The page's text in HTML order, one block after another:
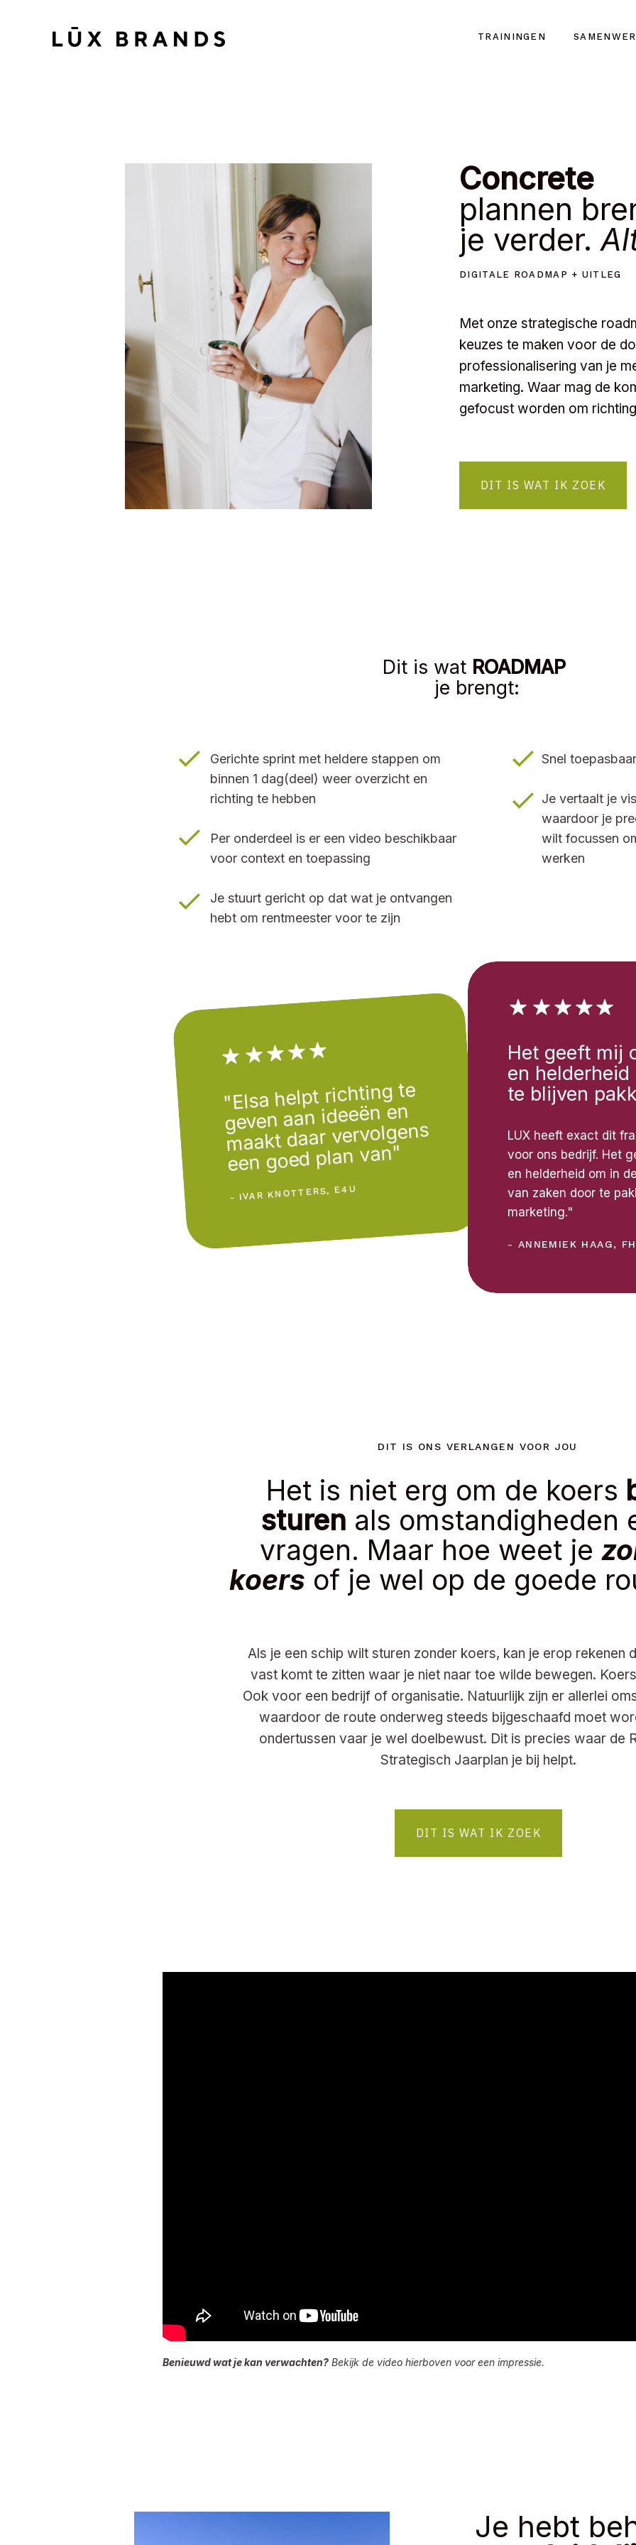
TRAININGEN
Concrete
plannen
je verder.
Met onze strategische
keuzes te maken voor de
professionalisering van je
marketing. Waar mag de
gefocust worden om
DIGITALE ROADMAP + UITLEG
DIT IS WAT IK ZOEK
Gerichte sprint met heldere stappen om
binnen 1 dag(deel) weer overzicht en
richting te hebben
Per onderdeel is er een video beschikbaar
voor context en toepassing
Je stuurt gericht op dat wat je ontvangen
hebt om rentmeester voor te zijn
Snel
Je vertaalt je
waardoor je
wilt focussen
werken
Dit is wat ROADMAP
je brengt:
"Elsa helpt richting te
geven aan ideeën en
maakt daar vervolgens
een goed plan van"
- IVAR KNOTTERS, E4U
LUX heeft exact dit
voor ons bedrijf. Het
en helderheid om in
van zaken door te
marketing."
Het geeft mij
en
te blijven
- ANNEMIEK HAAG,
DIT IS ONS VERLANGEN VOOR JOU
Het is niet erg om de koers
sturen als omstandigheden
vragen. Maar hoe weet je
koers of je wel op de goede
Als je een schip wilt sturen zonder koers, kan je erop rekenen
vast komt te zitten waar je niet naar toe wilde bewegen.
Ook voor een bedrijf of organisatie. Natuurlijk zijn er allerlei
waardoor de route onderweg steeds bijgeschaafd moet
ondertussen vaar je wel doelbewust. Dit is precies waar de
Strategisch Jaarplan je bij helpt.
DIT IS WAT IK ZOEK
Benieuwd wat je kan verwachten? Bekijk de video hierboven voor een impressie.
Je hebt